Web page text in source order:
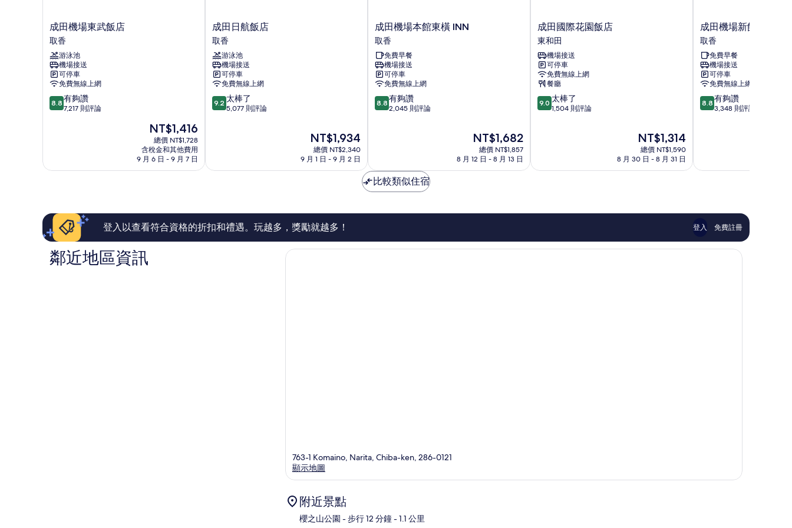
成
田
機
場
東
武
飯
店
取
成田機場東武飯店
取香
游泳池
機場接送
可停車
免費無線上網
8.8
分，
夠
評
8.8 有夠讚
7,217 則評論
現
在
價
格
為
NT$1,416
總價 NT$1,728
含稅金和其他費用
9 月 6 日 - 9 月 7 日
成
田
日
航
飯
店
取
香
成田日航飯店
取香
游泳池
機場接送
可停車
免費無線上網
9.2
分，
棒
評
論
9.2 太棒了
5,077 則評論
現
在
價
NT$1,934
總價 NT$2,340
9 月 1 日 - 9 月 2 日
成
田
機
場
本
館
東
橫
INN
成田機場本館東橫 INN
取香
免費早餐
機場接送
可停車
免費無線上網
8.8
分，
夠
讚，
2,045
評
8.8 有夠讚
2,045 則評論
現
在
價
NT$1,682
總價 NT$1,857
8 月 12 日 - 8 月 13 日
成
田
國
際
花
園
飯
店
東
成田國際花園飯店
東和田
機場接送
可停車
免費無線上網
餐廳
9.0
分，
棒
評
9.0 太棒了
1,504 則評論
現
在
價
NT$1,314
總價 NT$1,590
8 月 30 日 - 8 月 31 日
成
田
機
場
新
館
東
橫
INN
成田機場新館東橫
取香
免費早餐
機場接送
可停車
免費無線上網
8.8
分，
夠
評
論
8.8 有夠讚
3,348 則評論
比較類似住宿
登入以查看符合資格的折扣和禮遇。玩越多，獎勵就越多！ 登入 免費註冊
鄰近地區資訊
763-1 Komaino, Narita, Chiba-ken, 286-0121
顯示地圖
附近景點
櫻之山公園 - 步行 12 分鐘- 1.1 公里